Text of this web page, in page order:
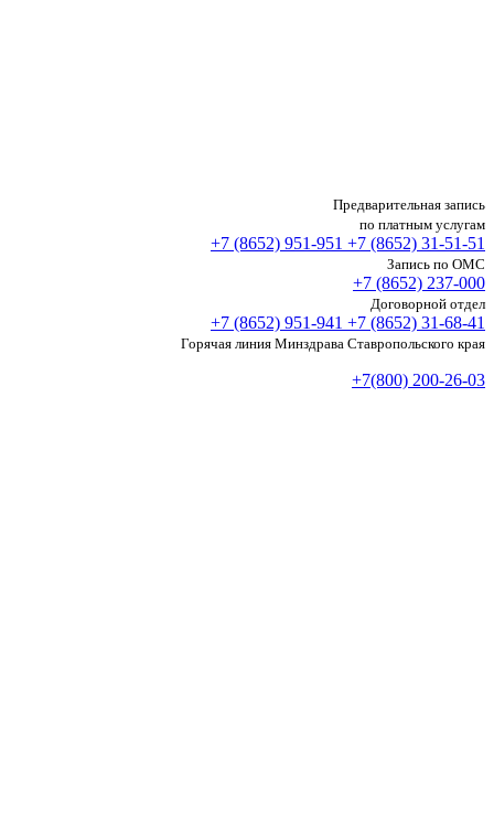
Предварительная запись
по платным услугам
+7 (8652) 951-951 +7 (8652) 31-51-51
Запись по ОМС
+7 (8652) 237-000
Договорной отдел
+7 (8652) 951-941 +7 (8652) 31-68-41
Горячая линия Минздрава Ставропольского края
+7(800) 200-26-03